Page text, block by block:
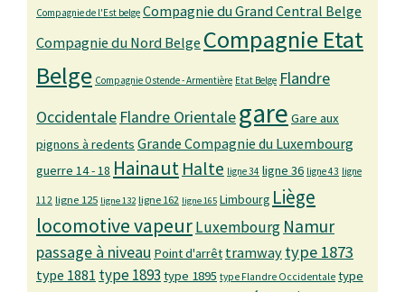
Compagnie de l'Est belge Compagnie du Grand Central Belge
Compagnie du Nord Belge Compagnie Etat
Belge Compagnie Ostende - Armentière Etat Belge Flandre
Occidentale Flandre Orientalegare Gare aux
pignons à redents Grande Compagnie du Luxembourg
guerre 14 - 18 Hainaut Halte ligne 34 ligne 36 ligne 43 ligne
112 ligne 125 ligne 132 ligne 162 ligne 165 Limbourg Liège
locomotive vapeurLuxembourg Namur
passage à niveau Point d'arrêt tramway type 1873
type 1881 type 1893 type 1895 type Flandre Occidentale type